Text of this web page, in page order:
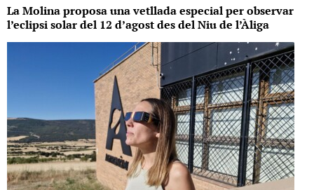
La Molina proposa una vetllada especial per observar
l’eclipsi solar del 12 d’agost des del Niu de l’Àliga